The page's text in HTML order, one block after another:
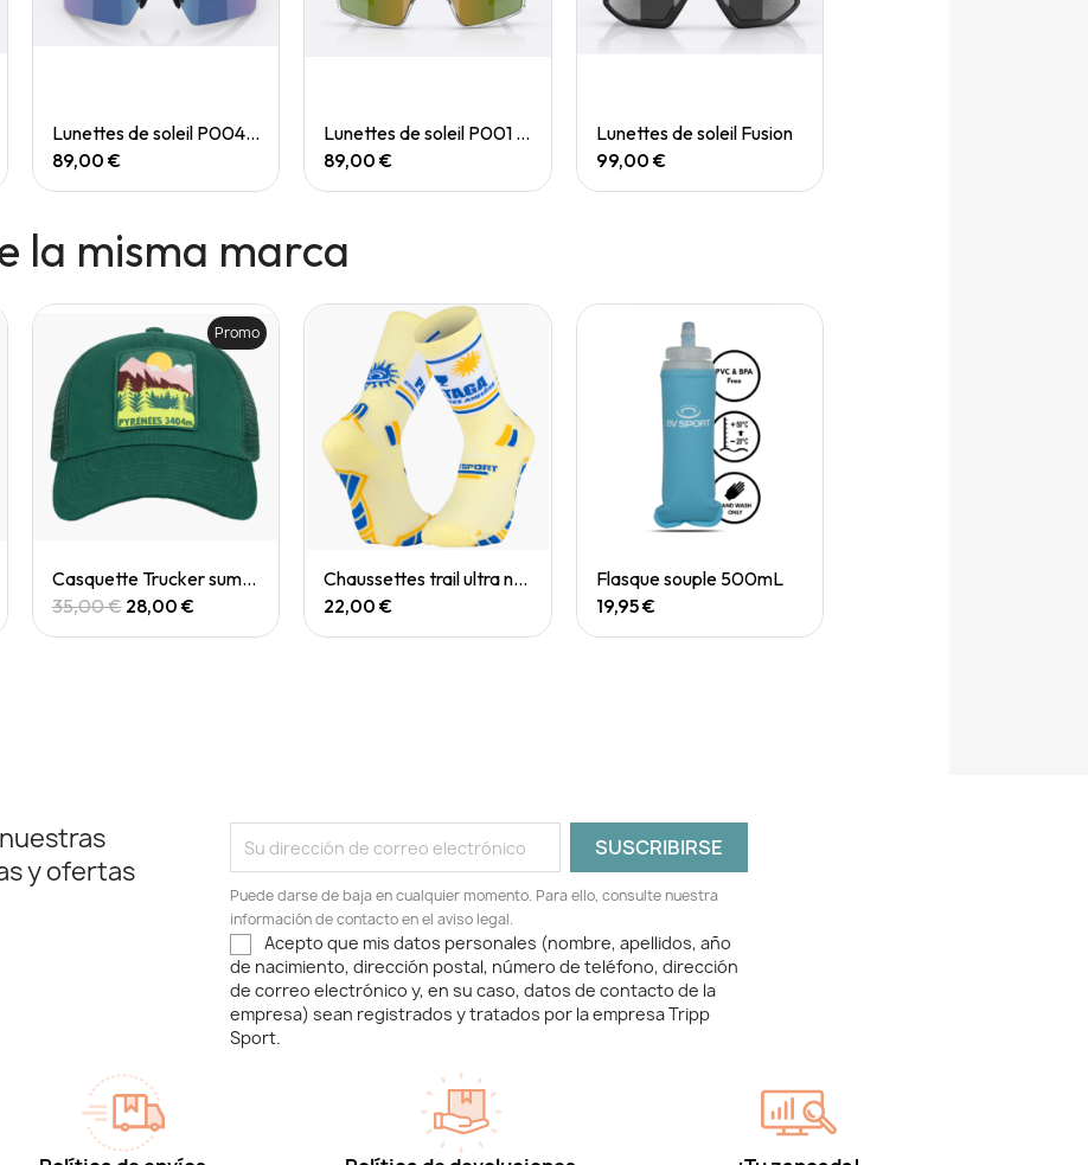
Quick View
Lunettes de soleil P004 Small
89,00 €
Quick View
Lunettes de soleil P001 Small
89,00 €
Quick View
Lunettes de soleil Fusion
99,00 €
la misma marca
Quick View
Promo
Casquette Trucker summit pyrenées
35,00 € 28,00 €
Quick View
Chaussettes trail ultra nutrisocks PASTAGA collector
22,00 €
Quick View
Flasque souple 500mL
19,95 €
y ofertas
Puede darse de baja en cualquier momento. Para ello, consulte nuestra
información de contacto en el aviso legal.
Acepto que mis datos personales (nombre, apellidos, año
de nacimiento, dirección postal, número de teléfono, dirección
de correo electrónico y, en su caso, datos de contacto de la
empresa) sean registrados y tratados por la empresa Tripp
Sport.